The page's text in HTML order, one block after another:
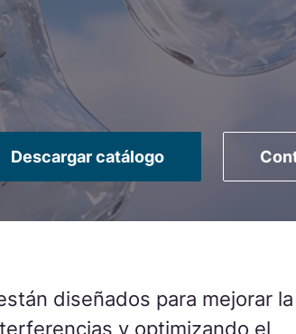
Sector
Nuestras
Contactar con
Descargar catálogo
diseñados para mejorar la
y optimizando el